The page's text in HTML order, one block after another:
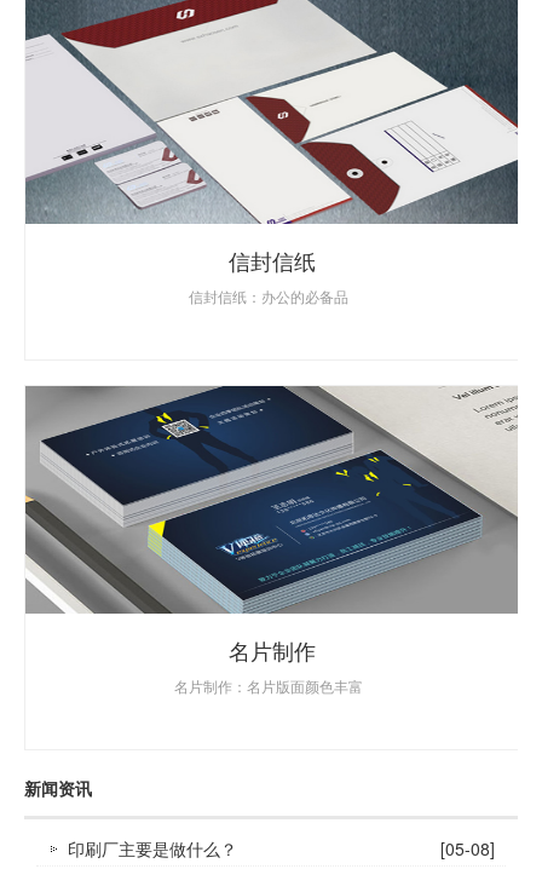
信封信纸
信封信纸：办公的必备品
名片制作
名片制作：名片版面颜色丰富
新闻资讯
印刷厂主要是做什么？
[05-08]